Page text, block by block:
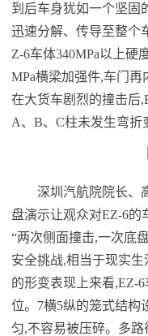
到后车身犹如一个坚固
迅速分解、传导至整个
Z-6车体340MPa以上硬
MPa横梁加强件,车门再
在大货车剧烈的撞击后
A、B、C柱未发生弯折
深圳汽航院院长、
盘演示让观众对EZ-6的
“两次侧面撞击,一次底
安全挑战,相当于现实
的形变表现上来看,EZ-
位。7横5纵的笼式结构
匀,不容易被压碎。多